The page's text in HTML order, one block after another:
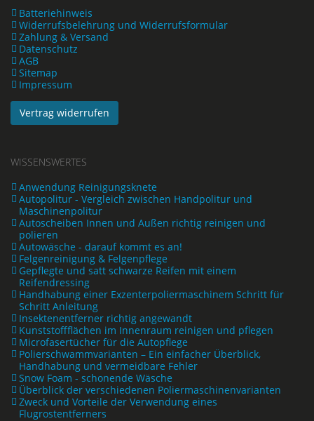
Batteriehinweis
Widerrufsbelehrung und Widerrufsformular
Zahlung & Versand
Datenschutz
AGB
Sitemap
Impressum
Vertrag widerrufen
WISSENSWERTES
Anwendung Reinigungsknete
Autopolitur - Vergleich zwischen Handpolitur und
Maschinenpolitur
Autoscheiben Innen und Außen richtig reinigen und
polieren
Autowäsche - darauf kommt es an!
Felgenreinigung & Felgenpflege
Gepflegte und satt schwarze Reifen mit einem
Reifendressing
Handhabung einer Exzenterpoliermaschinem Schritt für
Schritt Anleitung
Insektenentferner richtig angewandt
Kunststoffflächen im Innenraum reinigen und pflegen
Microfasertücher für die Autopflege
Polierschwammvarianten – Ein einfacher Überblick,
Handhabung und vermeidbare Fehler
Snow Foam - schonende Wäsche
Überblick der verschiedenen Poliermaschinenvarianten
Zweck und Vorteile der Verwendung eines
Flugrostentferners